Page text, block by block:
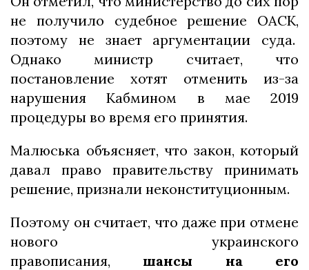
не получило судебное решение ОАСК,
поэтому не знает аргументации суда.
Однако министр считает, что
постановление хотят отменить из-за
нарушения Кабмином в мае 2019
процедуры во время его принятия.
Малюська объясняет, что закон, который
давал право правительству принимать
решение, признали неконституционным.
Поэтому он считает, что даже при отмене
нового украинского
правописания, шансы на его